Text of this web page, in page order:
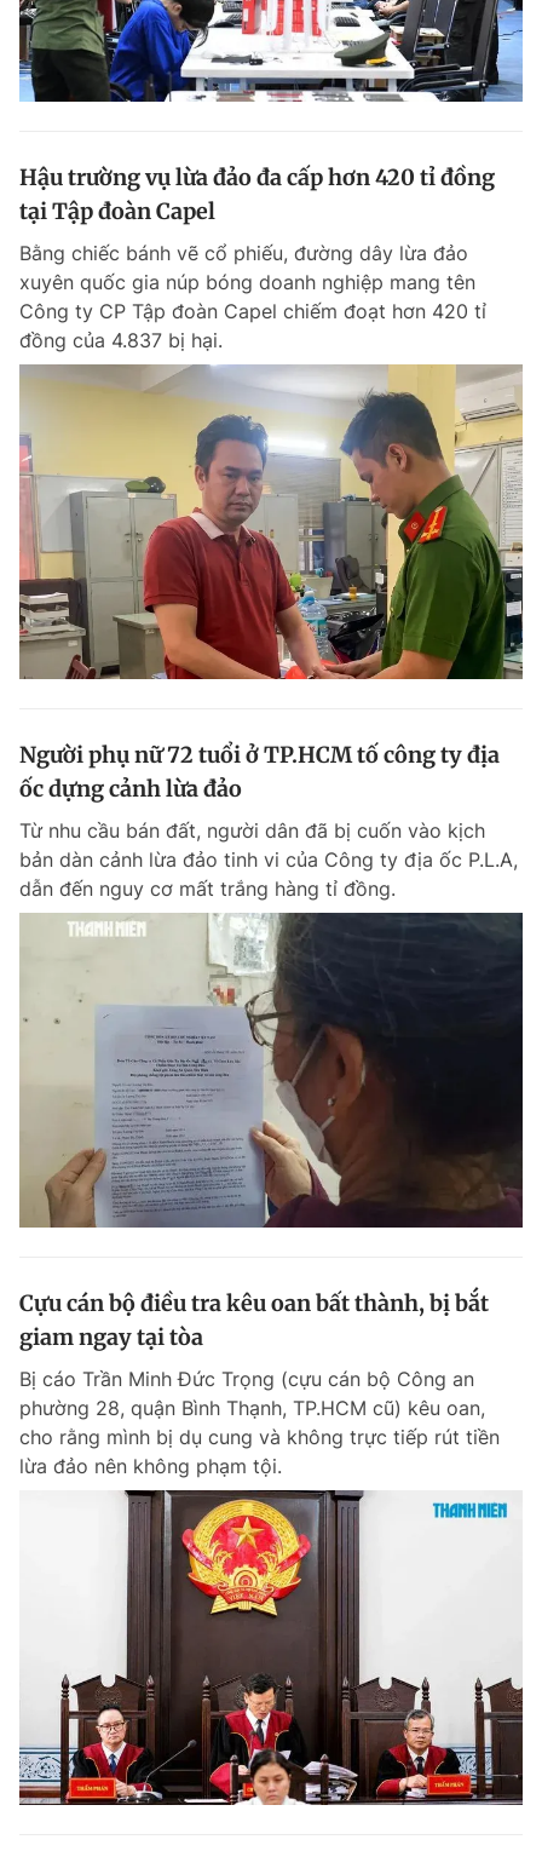
Hậu trường vụ lừa đảo đa cấp hơn 420 tỉ đồng
tại Tập đoàn Capel
Bằng chiếc bánh vẽ cổ phiếu, đường dây lừa đảo
xuyên quốc gia núp bóng doanh nghiệp mang tên
Công ty CP Tập đoàn Capel chiếm đoạt hơn 420 tỉ
đồng của 4.837 bị hại.
Người phụ nữ 72 tuổi ở TP.HCM tố công ty địa
ốc dựng cảnh lừa đảo
Từ nhu cầu bán đất, người dân đã bị cuốn vào kịch
bản dàn cảnh lừa đảo tinh vi của Công ty địa ốc P.L.A,
dẫn đến nguy cơ mất trắng hàng tỉ đồng.
Cựu cán bộ điều tra kêu oan bất thành, bị bắt
giam ngay tại tòa
Bị cáo Trần Minh Đức Trọng (cựu cán bộ Công an
phường 28, quận Bình Thạnh, TP.HCM cũ) kêu oan,
cho rằng mình bị dụ cung và không trực tiếp rút tiền
lừa đảo nên không phạm tội.